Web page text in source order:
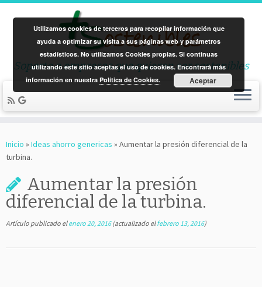
contenido
Soporte a empresas que quieren ser sostenibles
Inicio » Ideas ahorro genericas » Aumentar la presión diferencial de la
turbina.
Aumentar la presión
diferencial de la turbina.
Artículo publicado elenero 20, 2016(actualizado elfebrero 13, 2016)
Utilizamos cookies de terceros para recopilar información que
ayuda a optimizar su visita a sus páginas web y parámetros
estadísticos. No utilizamos Cookies propias. Si continuas
utilizando este sitio aceptas el uso de cookies. Encontrará más
información en nuestra Política de Cookies. Aceptar